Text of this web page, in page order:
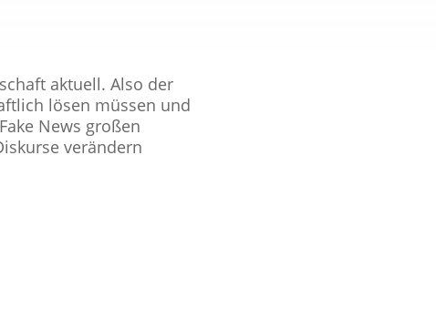
aktuell. Also der
lösen müssen und
News großen
verändern